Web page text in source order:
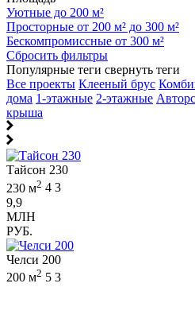
Уютные до 200 м²
Просторные от 200 м² до 300 м²
Бескомпромиссные от 300 м²
Сбросить фильтры
Популярные теги свернуть теги
Все проекты Клееный брус
дома 1-этажные 2-этажные
крыша
Тайсон 230
230 м2 4 3
9,9
МЛН
РУБ.
Челси 200
200 м2 5 3